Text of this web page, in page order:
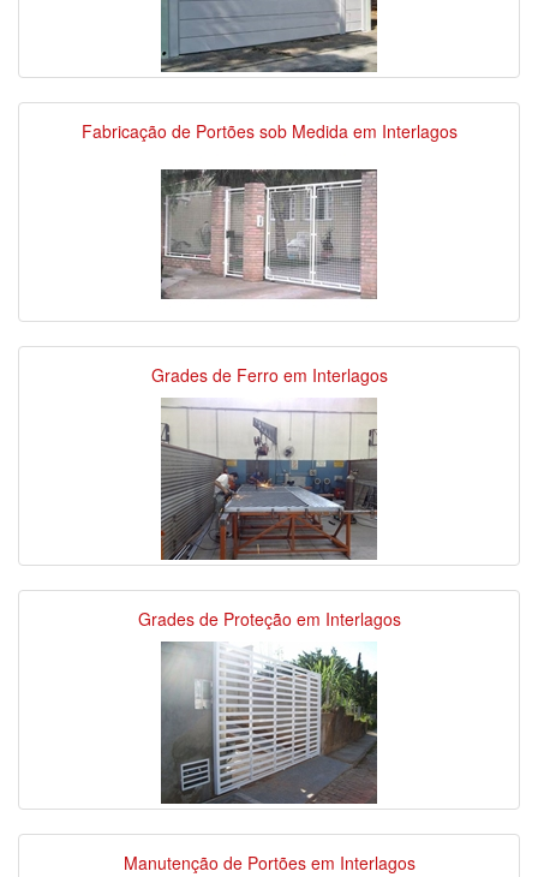
Fabricação de Portões sob Medida em Interlagos
Grades de Ferro em Interlagos
Grades de Proteção em Interlagos
Manutenção de Portões em Interlagos